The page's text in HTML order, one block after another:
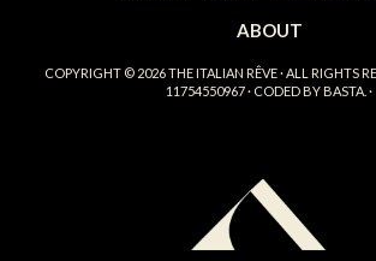
ABOUT
COPYRIGHT © 2026THE ITALIAN RÊVE· ALL RIGHTS
11754550967 · CODED BY BASTA. ·